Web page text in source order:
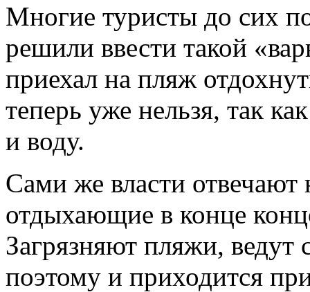
Многие туристы до сих
решили ввести такой
приехал на пляж
теперь уже нельзя, так
и воду.
Сами же власти отвечают
отдыхающие в конце
Загрязняют пляжи, ведут
поэтому и приходится